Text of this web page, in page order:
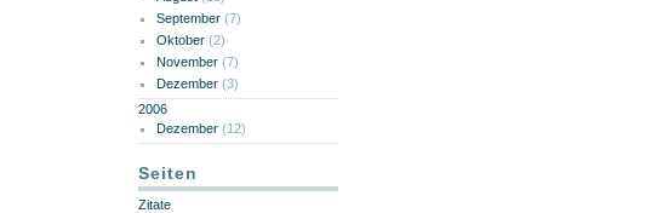
September (7)
Oktober (2)
November (7)
Dezember (3)
2006
Dezember (12)
Seiten
Zitate